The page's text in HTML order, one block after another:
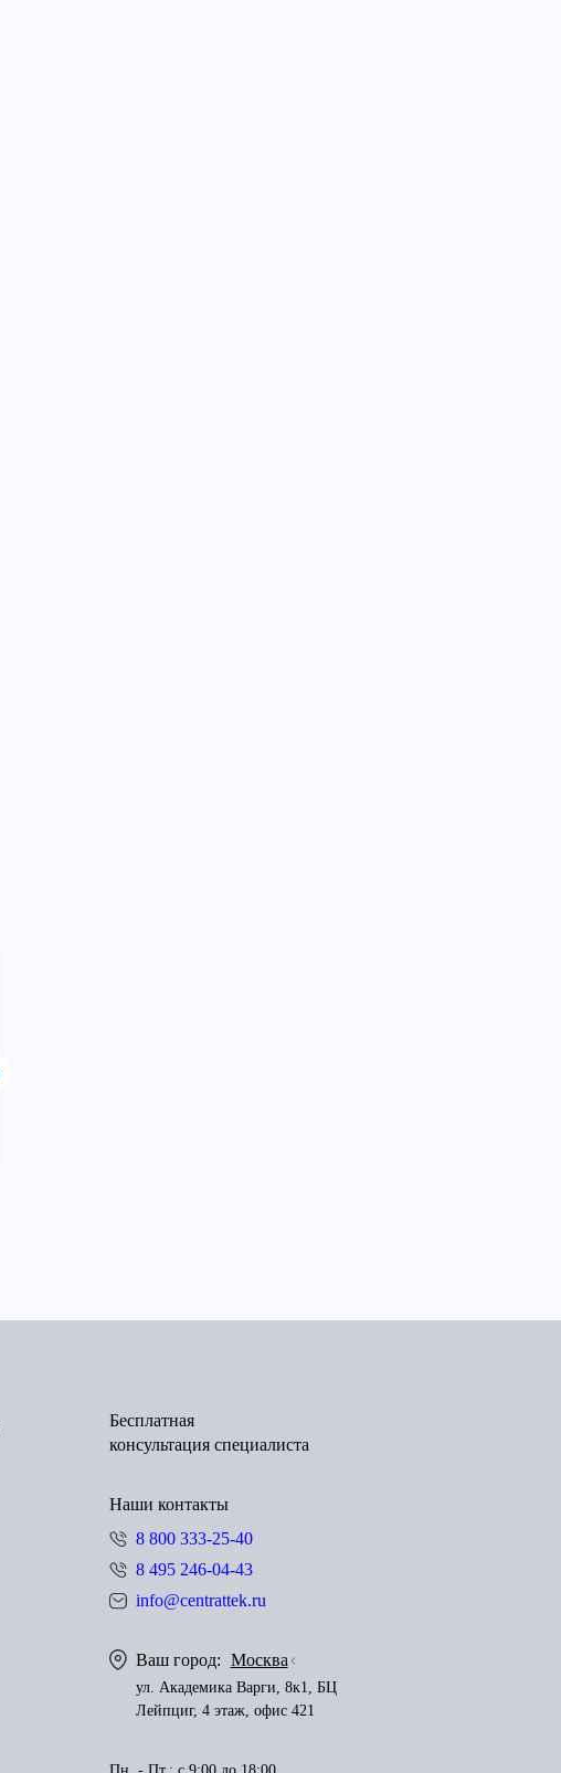
Бесплатная
консультация специалиста
Наши контакты
8 800 333-25-40
8 495 246-04-43
info@centrattek.ru
Ваш город: Москва
ул. Академика Варги, 8к1, БЦ
Лейпциг, 4 этаж, офис 421